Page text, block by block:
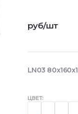
ЦВЕТ:
руб/шт
LN03